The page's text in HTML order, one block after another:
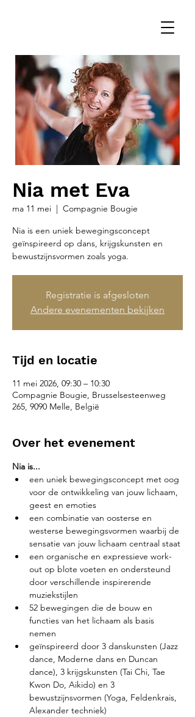
Nia met Eva
ma 11 mei
  |
Compagnie Bougie
Nia is een uniek bewegingsconcept
geïnspireerd op dans, krijgskunsten en
bewustzijnsvormen zoals yoga.
Registratie is afgesloten
Andere evenementen bekijken
Tijd en locatie
11 mei 2026, 09:30 – 10:30
Compagnie Bougie, Brusselsesteenweg
265, 9090 Melle, België
Over het evenement
Nia is...
een uniek bewegingsconcept met oog
voor de ontwikkeling van jouw lichaam,
geest en emoties
een combinatie van oosterse en
westerse bewegingsvormen waarbij de
sensatie van jouw lichaam centraal staat
een organische en expressieve work-
out op blote voeten en ondersteund
door verschillende inspirerende
muziekstijlen
52 bewegingen die de bouw en
functies van het lichaam als basis
nemen
geïnspireerd door 3 danskunsten (Jazz
dance, Moderne dans en Duncan
dance), 3 krijgskunsten (Tai Chi, Tae
Kwon Do, Aikido) en 3
bewustzijnsvormen (Yoga, Feldenkrais,
Alexander techniek)